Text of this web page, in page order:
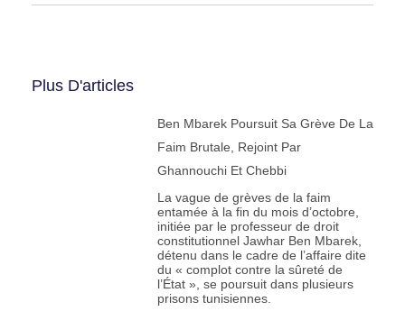
Plus D'articles
Ben Mbarek Poursuit Sa Grève De La
Faim Brutale, Rejoint Par
Ghannouchi Et Chebbi
La vague de grèves de la faim
entamée à la fin du mois d’octobre,
initiée par le professeur de droit
constitutionnel Jawhar Ben Mbarek,
détenu dans le cadre de l’affaire dite
du « complot contre la sûreté de
l’État », se poursuit dans plusieurs
prisons tunisiennes.